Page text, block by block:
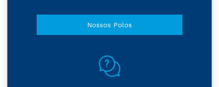
Nossos Polos